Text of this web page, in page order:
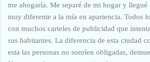
me ahogaría. Me separé de mi hogar y llegué
muy diferente a la mía en apariencia. Todos
con muchos carteles de publicidad que
sus habitantes. La diferencia de esta ciudad
esta las personas no sonríen obligadas,